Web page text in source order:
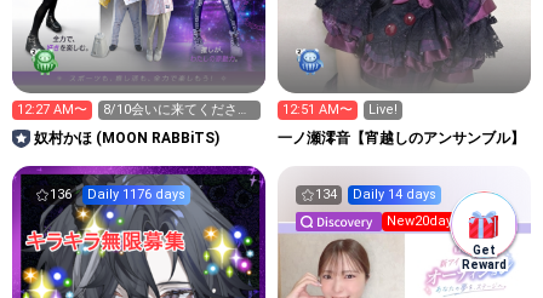
Get
Reward
12:27 AM〜
8/10会いに来てください
😭
奴村かほ (MOON RABBiTS)
12:51 AM〜 Live!
一ノ瀬澪音【宵越しのアンサンブル】
136 Daily 1176 days 134
Daily 14 days
New20day